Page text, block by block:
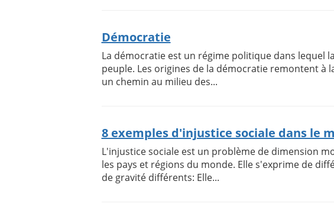
Démocratie
La démocratie est un régime politique dans lequel
peuple. Les origines de la démocratie remontent à
un chemin au milieu des...
8 exemples d'injustice sociale dans le
L'injustice sociale est un problème de dimension
les pays et régions du monde. Elle s'exprime de
de gravité différents: Elle...